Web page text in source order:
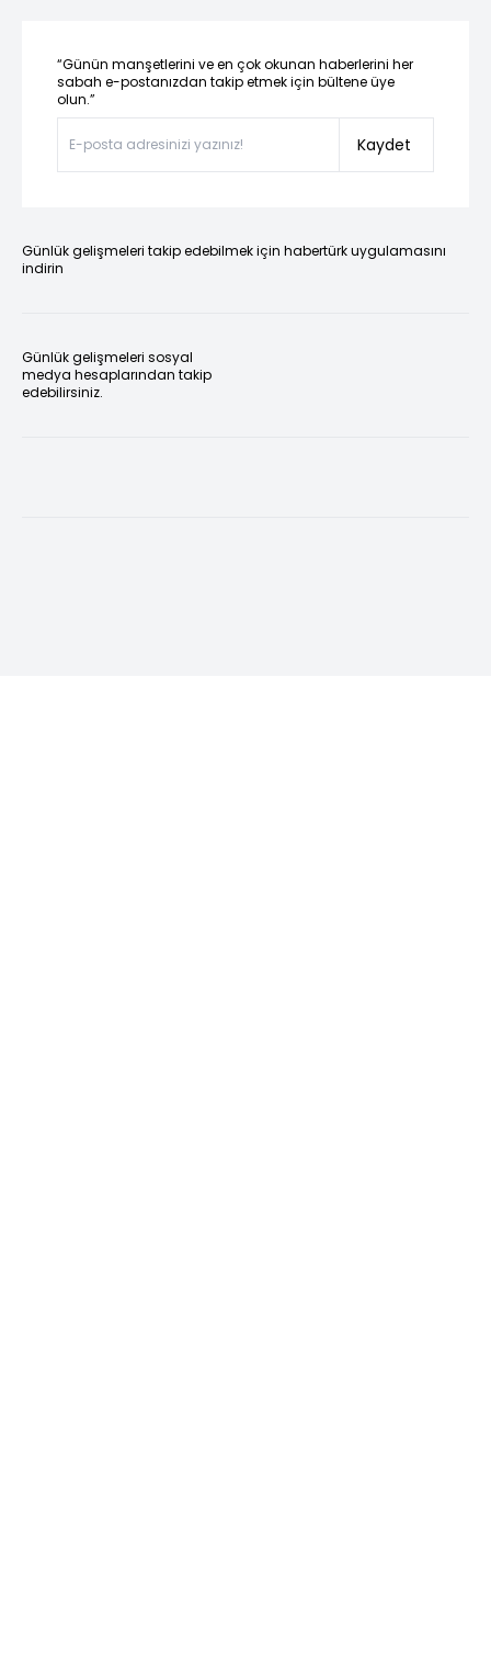
“Günün manşetlerini ve en çok okunan haberlerini her
sabah e-postanızdan takip etmek için bültene üye
olun.”
Kaydet
Günlük gelişmeleri takip edebilmek için habertürk uygulamasını
indirin
Günlük gelişmeleri sosyal
medya hesaplarından takip
edebilirsiniz.